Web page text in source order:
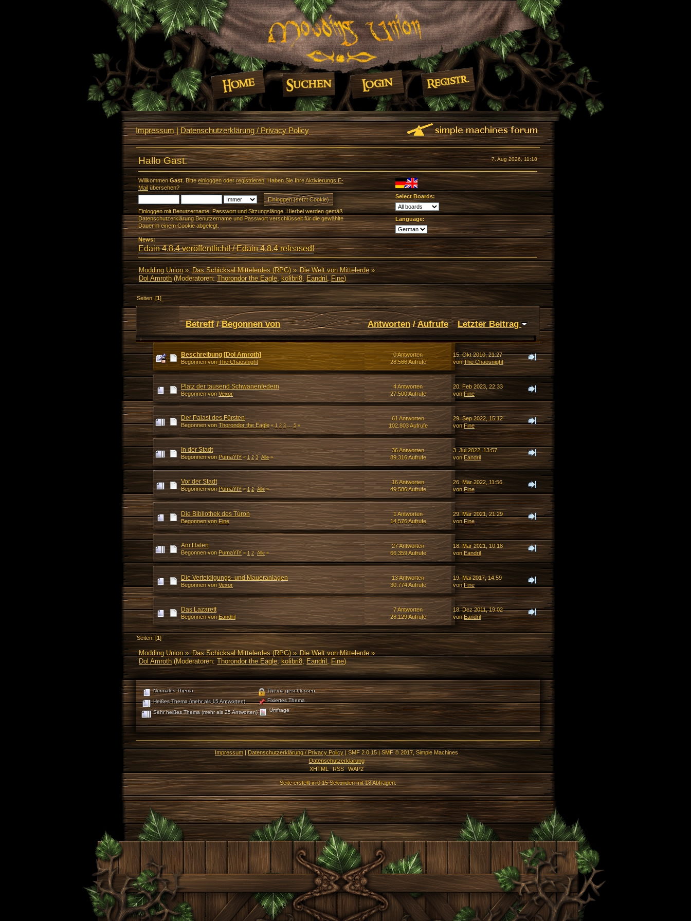
Impressum|Datenschutzerklärung / Privacy Policy
7. Aug 2026, 11:18
Hallo Gast.
Willkommen Gast. Bitte einloggenoderregistrieren. Haben Sie IhreAktivierungs E-
Mailübersehen?
Einloggen mit Benutzername, Passwort und Sitzungslänge. Hierbei werden gemäß
Datenschutzerklärung Benutzername und Passwort verschlüsselt für die gewählte
Dauer in einem Cookie abgelegt.
Select Boards:
Language:
News:
Edain 4.8.4 veröffentlicht!/Edain 4.8.4 released!
Modding Union» Das Schicksal Mittelerdes (RPG)» Die Welt von Mittelerde»
Dol Amroth(Moderatoren:Thorondor the Eagle,kolibri8, Eandril,Fine)
Seiten: [1]
Betreff/Begonnen von Antworten/Aufrufe Letzter Beitrag
Beschreibung [Dol Amroth]
Begonnen von The Chaosnight
0 Antworten
28.566 Aufrufe
15. Okt 2010, 21:27
vonThe Chaosnight
Platz der tausend Schwanenfedern
Begonnen von Vexor
4 Antworten
27.500 Aufrufe
20. Feb 2023, 22:33
von Fine
Der Palast des Fürsten
Begonnen von Thorondor the Eagle «1 2 3 ...5»
61 Antworten
102.803 Aufrufe
29. Sep 2022, 15:12
vonFine
In der Stadt
Begonnen von PumaYIY «1 2 3 Alle»
36 Antworten
89.316 Aufrufe
3. Jul 2022, 13:57
vonEandril
Vor der Stadt
Begonnen von PumaYIY «1 2 Alle»
16 Antworten
49.586 Aufrufe
26. Mär 2022, 11:56
von Fine
Die Bibliothek des Túron
Begonnen von Fine
1 Antworten
14.576 Aufrufe
29. Mär 2021, 21:29
vonFine
Am Hafen
Begonnen von PumaYIY «1 2 Alle»
27 Antworten
66.359 Aufrufe
18. Mär 2021, 10:18
von Eandril
Die Verteidigungs- und Maueranlagen
Begonnen von Vexor
13 Antworten
30.774 Aufrufe
19. Mai 2017, 14:59
vonFine
Das Lazarett
Begonnen von Eandril
7 Antworten
28.129 Aufrufe
18. Dez 2011, 19:02
vonEandril
Seiten: [1]
Modding Union» Das Schicksal Mittelerdes (RPG)» Die Welt von Mittelerde»
Dol Amroth(Moderatoren:Thorondor the Eagle,kolibri8,Eandril,Fine)
Normales Thema
Heißes Thema (mehr als 15 Antworten)
Sehr heißes Thema (mehr als 25 Antworten)
Thema geschlossen
Fixiertes Thema
Umfrage
Impressum | Datenschutzerklärung / Privacy Policy|SMF 2.0.15|SMF © 2017, Simple Machines
Datenschutzerklärung
XHTML
RSS WAP2
Seite erstellt in 0.15 Sekunden mit 18 Abfragen.